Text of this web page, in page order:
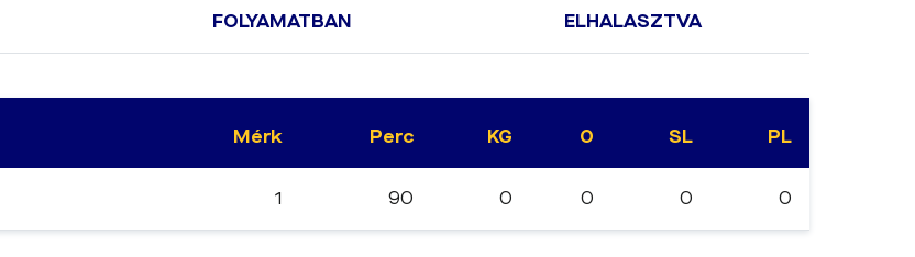
FOLYAMATBAN ELHALASZTVA
Mérk Perc KG 0 SL PL
1 90 0 0 0 0